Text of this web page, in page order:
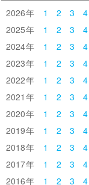
2026 1 2 3 4
2025
1 2 3 4
2024
1 2 3 4
2023
1 2 3 4
2022
1 2 3 4
2021
1 2 3 4
2020
1 2 3 4
2019
1 2 3 4
2018
1 2 3 4
2017
1 2 3 4
2016
1 2 3 4